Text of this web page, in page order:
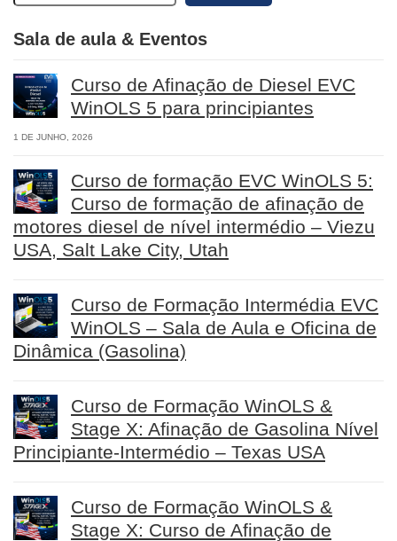
Sala de aula & Eventos
Curso de Afinação de Diesel EVC
WinOLS 5 para principiantes
1 DE JUNHO, 2026
Curso de formação EVC WinOLS 5:
Curso de formação de afinação de
motores diesel de nível intermédio – Viezu
USA, Salt Lake City, Utah
Curso de Formação Intermédia EVC
WinOLS – Sala de Aula e Oficina de
Dinâmica (Gasolina)
Curso de Formação WinOLS &
Stage X: Afinação de Gasolina Nível
Principiante-Intermédio – Texas USA
Curso de Formação WinOLS &
Stage X: Curso de Afinação de